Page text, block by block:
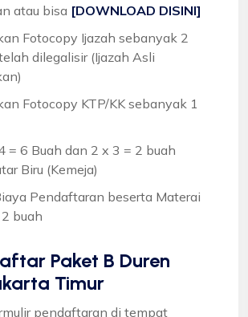
atau bisa [DOWNLOAD DISINI]
Fotocopy Ijazah sebanyak 2
dilegalisir (Ijazah Asli
Fotocopy KTP/KK sebanyak 1
= 6 Buah dan 2 x 3 = 2 buah
Biru (Kemeja)
Pendaftaran beserta Materai
buah
Paket B Duren
Timur
pendaftaran di tempat